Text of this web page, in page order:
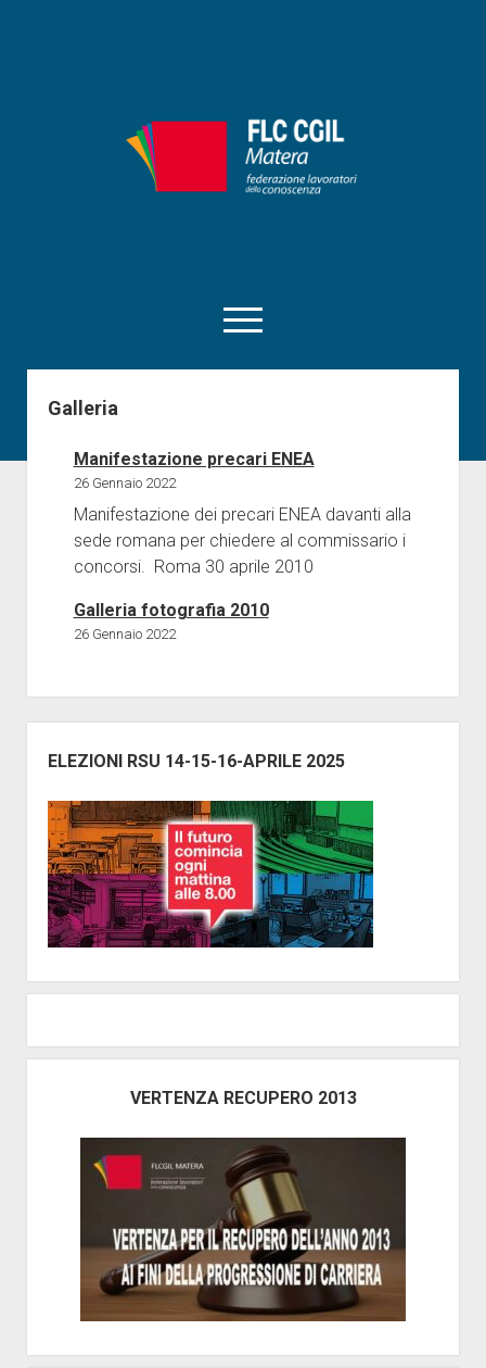
apri
menu
facebookinstagrammatera@flcgil.it
tel:0835330713
telegram
RSU
Giornalini
Modulistica
Contratti
apri
Ricerca
Galleria
Galleria
Manifestazione precari ENEA
26 Gennaio 2022
Manifestazione dei precari ENEA davanti alla
sede romana per chiedere al commissario i
concorsi. Roma 30 aprile 2010
Galleria fotografia 2010
26 Gennaio 2022
laterale
ELEZIONI RSU 14-15-16-APRILE 2025
VERTENZA RECUPERO 2013